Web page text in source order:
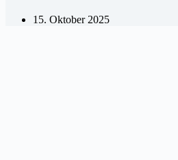
15. Oktober 2025